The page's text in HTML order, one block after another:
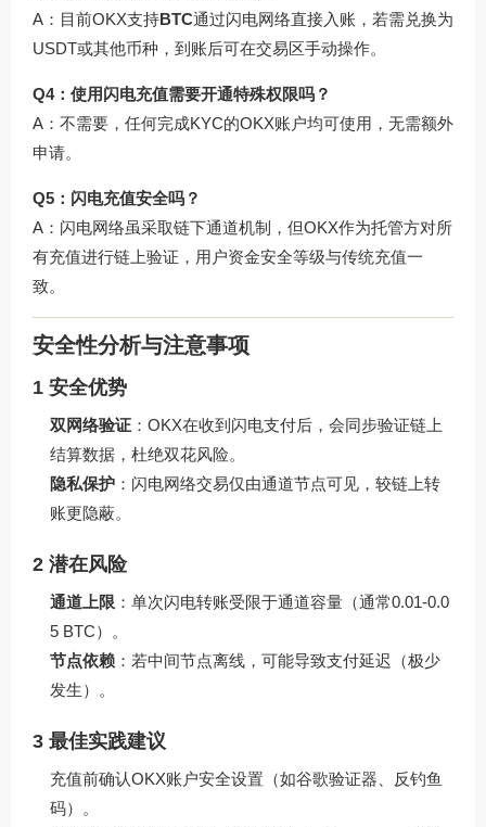
A：目前OKX支持BTC通过闪电网络直接入账，若需兑换为
USDT或其他币种，到账后可在交易区手动操作。
Q4：使用闪电充值需要开通特殊权限吗？
A：不需要，任何完成KYC的OKX账户均可使用，无需额外
申请。
Q5：闪电充值安全吗？
A：闪电网络虽采取链下通道机制，但OKX作为托管方对所
有充值进行链上验证，用户资金安全等级与传统充值一
致。
安全性分析与注意事项
1 安全优势
双网络验证 ：OKX在收到闪电支付后，会同步验证链上
结算数据，杜绝双花风险。
隐私保护 ：闪电网络交易仅由通道节点可见，较链上转
账更隐蔽。
2 潜在风险
通道上限 ：单次闪电转账受限于通道容量（通常0.01-0.0
5 BTC）。
节点依赖 ：若中间节点离线，可能导致支付延迟（极少
发生）。
3 最佳实践建议
充值前确认OKX账户安全设置（如谷歌验证器、反钓鱼
码）。